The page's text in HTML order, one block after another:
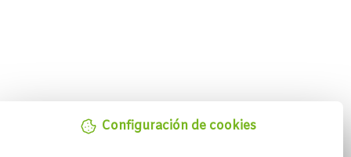
Configuración de cookies